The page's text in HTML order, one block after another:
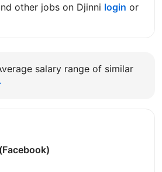
other jobs on Djinni login or
salary range of similar